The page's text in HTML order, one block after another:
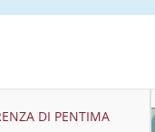
DI PENTIMA